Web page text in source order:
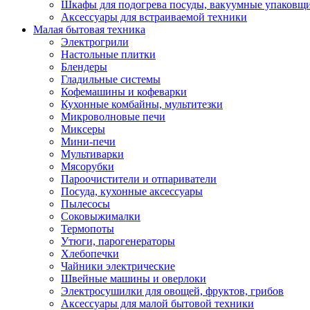
Шкафы для подогрева посуды, вакуумные
Аксессуары для встраиваемой техники
Малая бытовая техника
Электрогрили
Настольные плитки
Блендеры
Гладильные системы
Кофемашины и кофеварки
Кухонные комбайны, мультитезки
Микроволновые печи
Миксеры
Мини-печи
Мультиварки
Мясорубки
Пароочистители и отпариватели
Посуда, кухонные аксессуары
Пылесосы
Соковыжималки
Термопоты
Утюги, парогенераторы
Хлебопечки
Чайники электрические
Швейные машины и оверлоки
Электросушилки для овощей, фруктов, грибов
Аксессуары для малой бытовой техники